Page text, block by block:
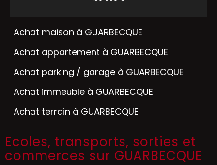
Achat maison à GUARBECQUE
Achat appartement à GUARBECQUE
Achat parking / garage à GUARBECQUE
Achat immeuble à GUARBECQUE
Achat terrain à GUARBECQUE
Ecoles, transports, sorties et
commerces sur GUARBECQUE